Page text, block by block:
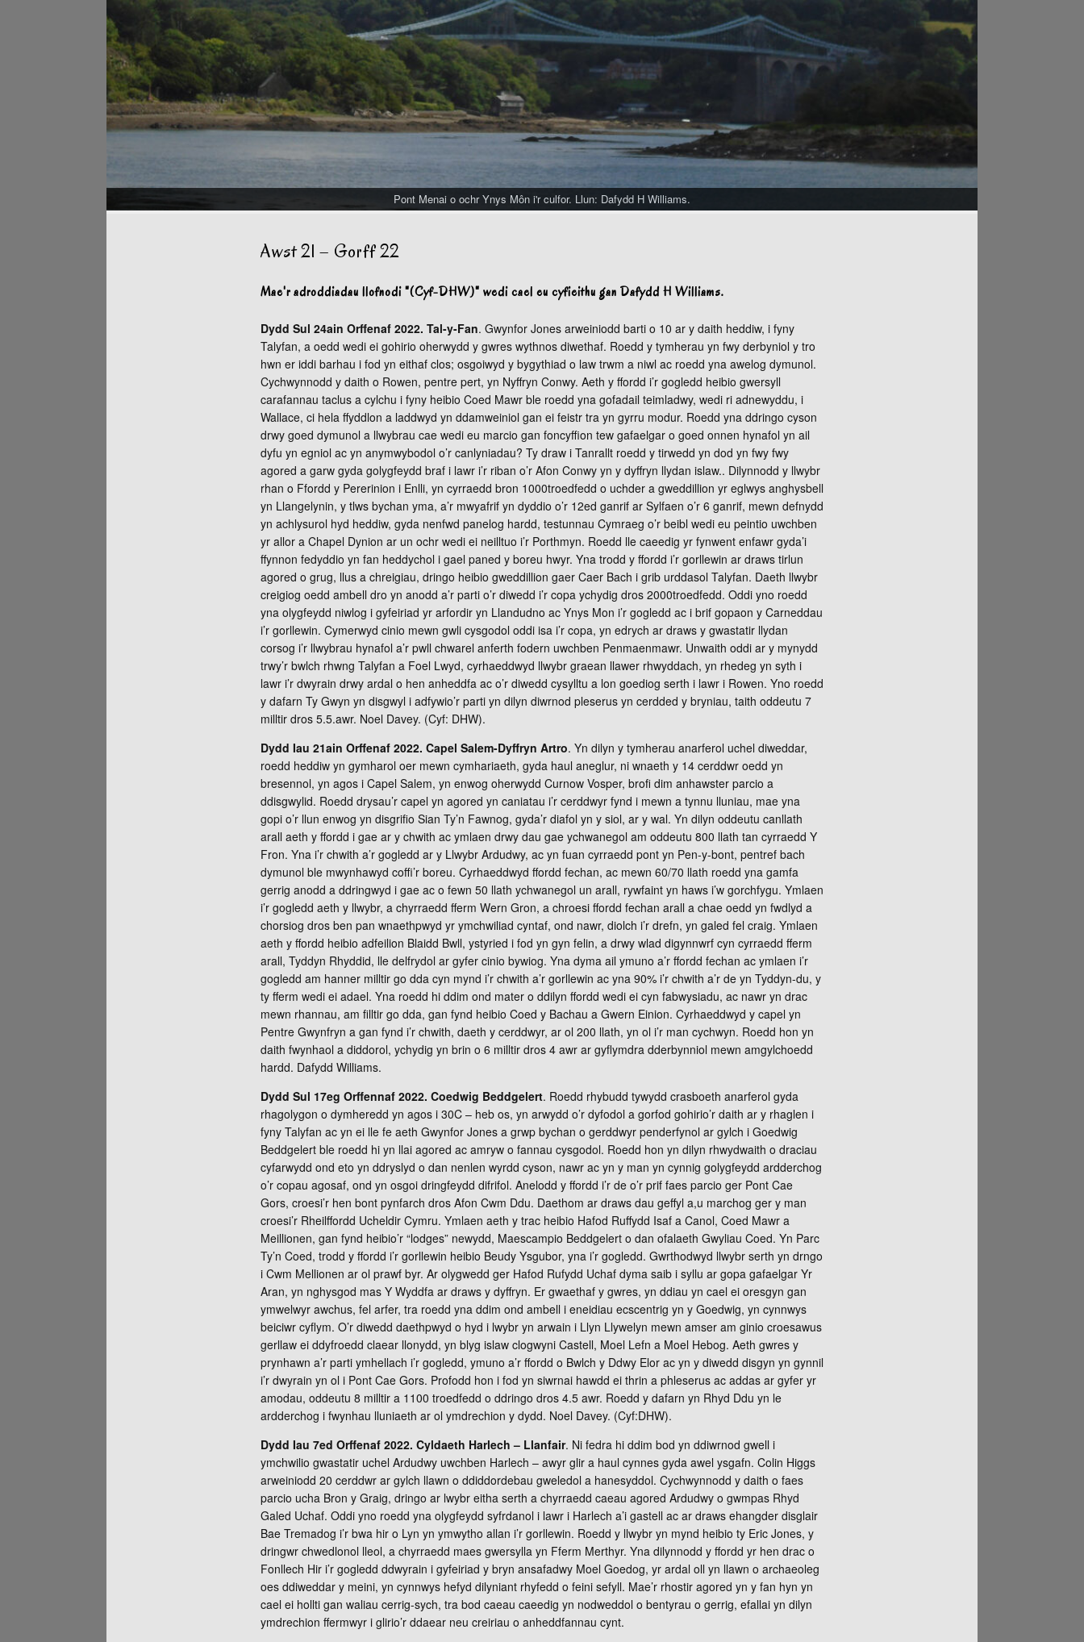
Pont Menai o ochr Ynys Môn i'r culfor. Llun: Dafydd H Williams.
Awst 21 – Gorff 22
Mae'r adroddiadau llofnodi "(Cyf-DHW)" wedi cael eu cyfieithu gan Dafydd H Williams.
Dydd Sul 24ain Orffenaf 2022. Tal-y-Fan. Gwynfor Jones arweiniodd barti o 10 ar y daith heddiw, i fyny
Talyfan, a oedd wedi ei gohirio oherwydd y gwres wythnos diwethaf. Roedd y tymherau yn fwy derbyniol y tro
hwn er iddi barhau i fod yn eithaf clos; osgoiwyd y bygythiad o law trwm a niwl ac roedd yna awelog dymunol.
Cychwynnodd y daith o Rowen, pentre pert, yn Nyffryn Conwy. Aeth y ffordd i’r gogledd heibio gwersyll
carafannau taclus a cylchu i fyny heibio Coed Mawr ble roedd yna gofadail teimladwy, wedi ri adnewyddu, i
Wallace, ci hela ffyddlon a laddwyd yn ddamweiniol gan ei feistr tra yn gyrru modur. Roedd yna ddringo cyson
drwy goed dymunol a llwybrau cae wedi eu marcio gan foncyffion tew gafaelgar o goed onnen hynafol yn ail
dyfu yn egniol ac yn anymwybodol o’r canlyniadau? Ty draw i Tanrallt roedd y tirwedd yn dod yn fwy fwy
agored a garw gyda golygfeydd braf i lawr i’r riban o’r Afon Conwy yn y dyffryn llydan islaw.. Dilynnodd y llwybr
rhan o Ffordd y Pererinion i Enlli, yn cyrraedd bron 1000troedfedd o uchder a gweddillion yr eglwys anghysbell
yn Llangelynin, y tlws bychan yma, a’r mwyafrif yn dyddio o’r 12ed ganrif ar Sylfaen o’r 6 ganrif, mewn defnydd
yn achlysurol hyd heddiw, gyda nenfwd panelog hardd, testunnau Cymraeg o’r beibl wedi eu peintio uwchben
yr allor a Chapel Dynion ar un ochr wedi ei neilltuo i’r Porthmyn. Roedd lle caeedig yr fynwent enfawr gyda’i
ffynnon fedyddio yn fan heddychol i gael paned y boreu hwyr. Yna trodd y ffordd i’r gorllewin ar draws tirlun
agored o grug, llus a chreigiau, dringo heibio gweddillion gaer Caer Bach i grib urddasol Talyfan. Daeth llwybr
creigiog oedd ambell dro yn anodd a’r parti o’r diwedd i’r copa ychydig dros 2000troedfedd. Oddi yno roedd
yna olygfeydd niwlog i gyfeiriad yr arfordir yn Llandudno ac Ynys Mon i’r gogledd ac i brif gopaon y Carneddau
i’r gorllewin. Cymerwyd cinio mewn gwli cysgodol oddi isa i’r copa, yn edrych ar draws y gwastatir llydan
corsog i’r llwybrau hynafol a’r pwll chwarel anferth fodern uwchben Penmaenmawr. Unwaith oddi ar y mynydd
trwy’r bwlch rhwng Talyfan a Foel Lwyd, cyrhaeddwyd llwybr graean llawer rhwyddach, yn rhedeg yn syth i
lawr i’r dwyrain drwy ardal o hen anheddfa ac o’r diwedd cysylltu a lon goediog serth i lawr i Rowen. Yno roedd
y dafarn Ty Gwyn yn disgwyl i adfywio’r parti yn dilyn diwrnod pleserus yn cerdded y bryniau, taith oddeutu 7
milltir dros 5.5.awr. Noel Davey. (Cyf: DHW).
Dydd Iau 21ain Orffenaf 2022. Capel Salem-Dyffryn Artro. Yn dilyn y tymherau anarferol uchel diweddar,
roedd heddiw yn gymharol oer mewn cymhariaeth, gyda haul aneglur, ni wnaeth y 14 cerddwr oedd yn
bresennol, yn agos i Capel Salem, yn enwog oherwydd Curnow Vosper, brofi dim anhawster parcio a
ddisgwylid. Roedd drysau’r capel yn agored yn caniatau i’r cerddwyr fynd i mewn a tynnu lluniau, mae yna
gopi o’r llun enwog yn disgrifio Sian Ty’n Fawnog, gyda’r diafol yn y siol, ar y wal. Yn dilyn oddeutu canllath
arall aeth y ffordd i gae ar y chwith ac ymlaen drwy dau gae ychwanegol am oddeutu 800 llath tan cyrraedd Y
Fron. Yna i’r chwith a’r gogledd ar y Llwybr Ardudwy, ac yn fuan cyrraedd pont yn Pen-y-bont, pentref bach
dymunol ble mwynhawyd coffi’r boreu. Cyrhaeddwyd ffordd fechan, ac mewn 60/70 llath roedd yna gamfa
gerrig anodd a ddringwyd i gae ac o fewn 50 llath ychwanegol un arall, rywfaint yn haws i’w gorchfygu. Ymlaen
i’r gogledd aeth y llwybr, a chyrraedd fferm Wern Gron, a chroesi ffordd fechan arall a chae oedd yn fwdlyd a
chorsiog dros ben pan wnaethpwyd yr ymchwiliad cyntaf, ond nawr, diolch i’r drefn, yn galed fel craig. Ymlaen
aeth y ffordd heibio adfeilion Blaidd Bwll, ystyried i fod yn gyn felin, a drwy wlad digynnwrf cyn cyrraedd fferm
arall, Tyddyn Rhyddid, lle delfrydol ar gyfer cinio bywiog. Yna dyma ail ymuno a’r ffordd fechan ac ymlaen i’r
gogledd am hanner milltir go dda cyn mynd i’r chwith a’r gorllewin ac yna 90% i’r chwith a’r de yn Tyddyn-du, y
ty fferm wedi ei adael. Yna roedd hi ddim ond mater o ddilyn ffordd wedi ei cyn fabwysiadu, ac nawr yn drac
mewn rhannau, am filltir go dda, gan fynd heibio Coed y Bachau a Gwern Einion. Cyrhaeddwyd y capel yn
Pentre Gwynfryn a gan fynd i’r chwith, daeth y cerddwyr, ar ol 200 llath, yn ol i’r man cychwyn. Roedd hon yn
daith fwynhaol a diddorol, ychydig yn brin o 6 milltir dros 4 awr ar gyflymdra dderbynniol mewn amgylchoedd
hardd. Dafydd Williams.
Dydd Sul 17eg Orffennaf 2022. Coedwig Beddgelert. Roedd rhybudd tywydd crasboeth anarferol gyda
rhagolygon o dymheredd yn agos i 30C – heb os, yn arwydd o’r dyfodol a gorfod gohirio’r daith ar y rhaglen i
fyny Talyfan ac yn ei lle fe aeth Gwynfor Jones a grwp bychan o gerddwyr penderfynol ar gylch i Goedwig
Beddgelert ble roedd hi yn llai agored ac amryw o fannau cysgodol. Roedd hon yn dilyn rhwydwaith o draciau
cyfarwydd ond eto yn ddryslyd o dan nenlen wyrdd cyson, nawr ac yn y man yn cynnig golygfeydd ardderchog
o’r copau agosaf, ond yn osgoi dringfeydd difrifol. Anelodd y ffordd i’r de o’r prif faes parcio ger Pont Cae
Gors, croesi’r hen bont pynfarch dros Afon Cwm Ddu. Daethom ar draws dau geffyl a,u marchog ger y man
croesi’r Rheilffordd Ucheldir Cymru. Ymlaen aeth y trac heibio Hafod Ruffydd Isaf a Canol, Coed Mawr a
Meillionen, gan fynd heibio’r “lodges” newydd, Maescampio Beddgelert o dan ofalaeth Gwyliau Coed. Yn Parc
Ty’n Coed, trodd y ffordd i’r gorllewin heibio Beudy Ysgubor, yna i’r gogledd. Gwrthodwyd llwybr serth yn drngo
i Cwm Mellionen ar ol prawf byr. Ar olygwedd ger Hafod Rufydd Uchaf dyma saib i syllu ar gopa gafaelgar Yr
Aran, yn nghysgod mas Y Wyddfa ar draws y dyffryn. Er gwaethaf y gwres, yn ddiau yn cael ei oresgyn gan
ymwelwyr awchus, fel arfer, tra roedd yna ddim ond ambell i eneidiau ecscentrig yn y Goedwig, yn cynnwys
beiciwr cyflym. O’r diwedd daethpwyd o hyd i lwybr yn arwain i Llyn Llywelyn mewn amser am ginio croesawus
gerllaw ei ddyfroedd claear llonydd, yn blyg islaw clogwyni Castell, Moel Lefn a Moel Hebog. Aeth gwres y
prynhawn a’r parti ymhellach i’r gogledd, ymuno a’r ffordd o Bwlch y Ddwy Elor ac yn y diwedd disgyn yn gynnil
i’r dwyrain yn ol i Pont Cae Gors. Profodd hon i fod yn siwrnai hawdd ei thrin a phleserus ac addas ar gyfer yr
amodau, oddeutu 8 milltir a 1100 troedfedd o ddringo dros 4.5 awr. Roedd y dafarn yn Rhyd Ddu yn le
ardderchog i fwynhau lluniaeth ar ol ymdrechion y dydd. Noel Davey. (Cyf:DHW).
Dydd Iau 7ed Orffenaf 2022. Cyldaeth Harlech – Llanfair. Ni fedra hi ddim bod yn ddiwrnod gwell i
ymchwilio gwastatir uchel Ardudwy uwchben Harlech – awyr glir a haul cynnes gyda awel ysgafn. Colin Higgs
arweiniodd 20 cerddwr ar gylch llawn o ddiddordebau gweledol a hanesyddol. Cychwynnodd y daith o faes
parcio ucha Bron y Graig, dringo ar lwybr eitha serth a chyrraedd caeau agored Ardudwy o gwmpas Rhyd
Galed Uchaf. Oddi yno roedd yna olygfeydd syfrdanol i lawr i Harlech a’i gastell ac ar draws ehangder disglair
Bae Tremadog i’r bwa hir o Lyn yn ymwytho allan i’r gorllewin. Roedd y llwybr yn mynd heibio ty Eric Jones, y
dringwr chwedlonol lleol, a chyrraedd maes gwersylla yn Fferm Merthyr. Yna dilynnodd y ffordd yr hen drac o
Fonllech Hir i’r gogledd ddwyrain i gyfeiriad y bryn ansafadwy Moel Goedog, yr ardal oll yn llawn o archaeoleg
oes ddiweddar y meini, yn cynnwys hefyd dilyniant rhyfedd o feini sefyll. Mae’r rhostir agored yn y fan hyn yn
cael ei hollti gan waliau cerrig-sych, tra bod caeau caeedig yn nodweddol o bentyrau o gerrig, efallai yn dilyn
ymdrechion ffermwyr i glirio’r ddaear neu creiriau o anheddfannau cynt.